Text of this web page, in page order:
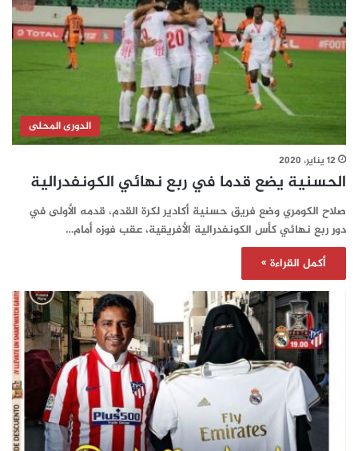
الدورى المحلى
12 يناير، 2020
الحسنية يضع قدما في ربع نهائي الكونفدرالية
صلاح الكومري وضع فريق حسنية أكادير لكرة القدم، قدمه الأولى في
دور ربع نهائي كأس الكونفدرالية الأفريقية، عقب فوزه أمام…
أكمل القراءة »